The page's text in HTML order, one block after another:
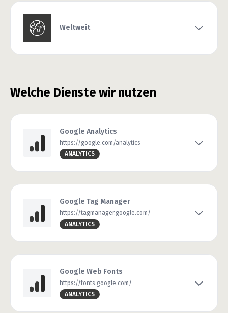
Weltweit
Welche Dienste wir nutzen
Google Analytics
https://google.com/analytics
ANALYTICS
Google Tag Manager
https://tagmanager.google.com/
ANALYTICS
Google Web Fonts
https://fonts.google.com/
ANALYTICS